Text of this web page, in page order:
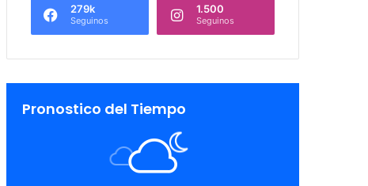
279k
Seguinos
1.500
Seguinos
Pronostico del Tiempo